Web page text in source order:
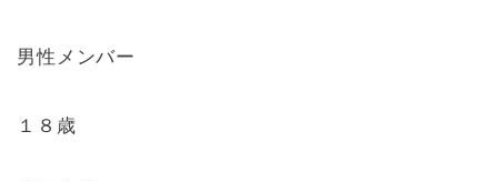
男性メンバー
１８歳